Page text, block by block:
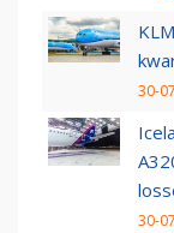
30-
30-